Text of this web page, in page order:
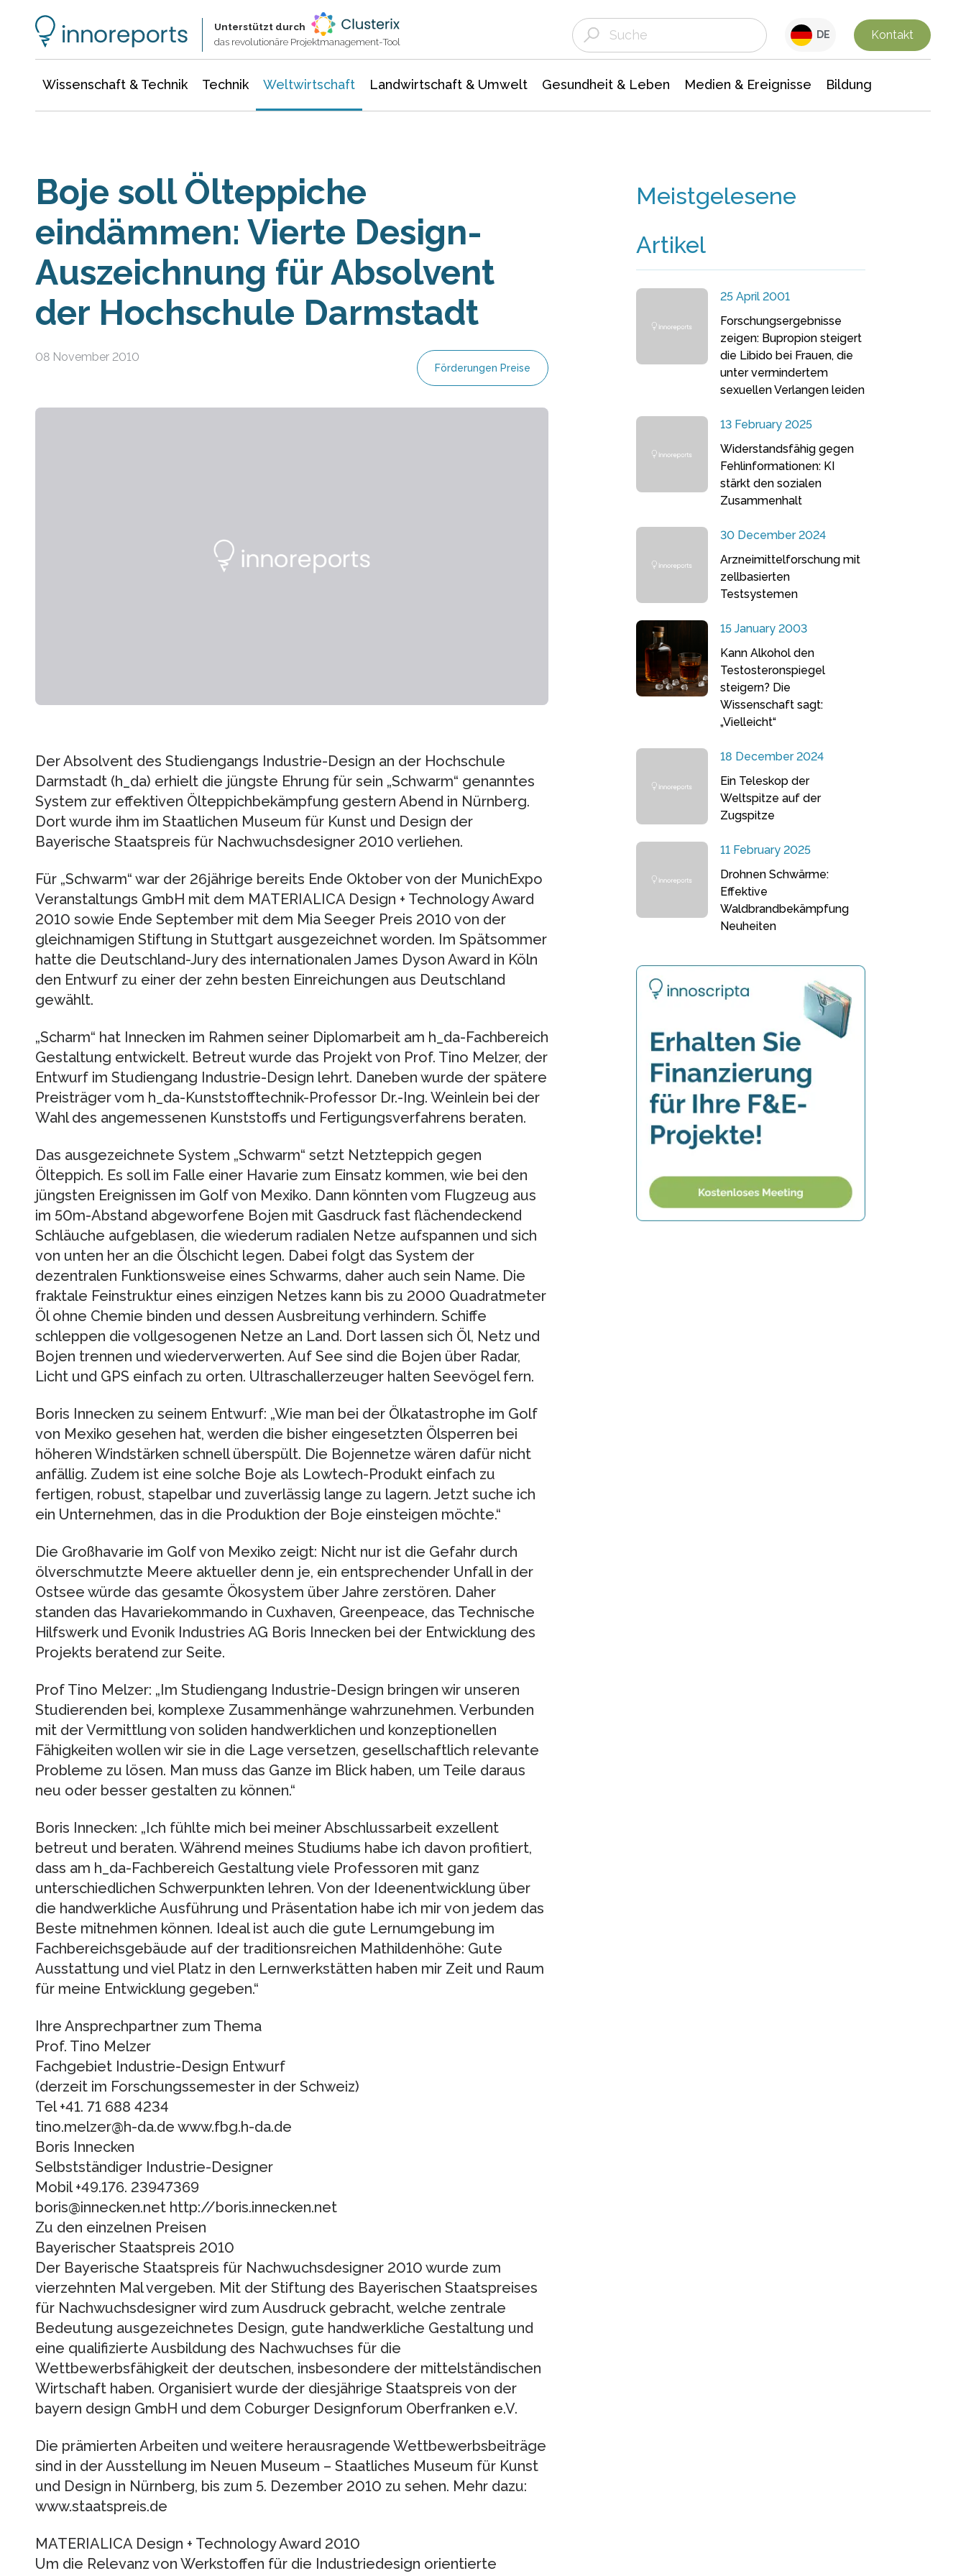
Unterstützt durch
das revolutionäre Projektmanagement-Tool
DE Kontakt
Wissenschaft & Technik Technik Weltwirtschaft Landwirtschaft & Umwelt Gesundheit & Leben Medien & Ereignisse Bildung
Boje soll Ölteppiche
eindämmen: Vierte Design-
Auszeichnung für Absolvent
der Hochschule Darmstadt
08 November 2010
Förderungen Preise
Der Absolvent des Studiengangs Industrie-Design an der Hochschule
Darmstadt (h_da) erhielt die jüngste Ehrung für sein „Schwarm“ genanntes
System zur effektiven Ölteppichbekämpfung gestern Abend in Nürnberg.
Dort wurde ihm im Staatlichen Museum für Kunst und Design der
Bayerische Staatspreis für Nachwuchsdesigner 2010 verliehen.
Für „Schwarm“ war der 26jährige bereits Ende Oktober von der MunichExpo
Veranstaltungs GmbH mit dem MATERIALICA Design + Technology Award
2010 sowie Ende September mit dem Mia Seeger Preis 2010 von der
gleichnamigen Stiftung in Stuttgart ausgezeichnet worden. Im Spätsommer
hatte die Deutschland-Jury des internationalen James Dyson Award in Köln
den Entwurf zu einer der zehn besten Einreichungen aus Deutschland
gewählt.
„Scharm“ hat Innecken im Rahmen seiner Diplomarbeit am h_da-Fachbereich
Gestaltung entwickelt. Betreut wurde das Projekt von Prof. Tino Melzer, der
Entwurf im Studiengang Industrie-Design lehrt. Daneben wurde der spätere
Preisträger vom h_da-Kunststofftechnik-Professor Dr.-Ing. Weinlein bei der
Wahl des angemessenen Kunststoffs und Fertigungsverfahrens beraten.
Das ausgezeichnete System „Schwarm“ setzt Netzteppich gegen
Ölteppich. Es soll im Falle einer Havarie zum Einsatz kommen, wie bei den
jüngsten Ereignissen im Golf von Mexiko. Dann könnten vom Flugzeug aus
im 50m-Abstand abgeworfene Bojen mit Gasdruck fast flächendeckend
Schläuche aufgeblasen, die wiederum radialen Netze aufspannen und sich
von unten her an die Ölschicht legen. Dabei folgt das System der
dezentralen Funktionsweise eines Schwarms, daher auch sein Name. Die
fraktale Feinstruktur eines einzigen Netzes kann bis zu 2000 Quadratmeter
Öl ohne Chemie binden und dessen Ausbreitung verhindern. Schiffe
schleppen die vollgesogenen Netze an Land. Dort lassen sich Öl, Netz und
Bojen trennen und wiederverwerten. Auf See sind die Bojen über Radar,
Licht und GPS einfach zu orten. Ultraschallerzeuger halten Seevögel fern.
Boris Innecken zu seinem Entwurf: „Wie man bei der Ölkatastrophe im Golf
von Mexiko gesehen hat, werden die bisher eingesetzten Ölsperren bei
höheren Windstärken schnell überspült. Die Bojennetze wären dafür nicht
anfällig. Zudem ist eine solche Boje als Lowtech-Produkt einfach zu
fertigen, robust, stapelbar und zuverlässig lange zu lagern. Jetzt suche ich
ein Unternehmen, das in die Produktion der Boje einsteigen möchte.“
Die Großhavarie im Golf von Mexiko zeigt: Nicht nur ist die Gefahr durch
ölverschmutzte Meere aktueller denn je, ein entsprechender Unfall in der
Ostsee würde das gesamte Ökosystem über Jahre zerstören. Daher
standen das Havariekommando in Cuxhaven, Greenpeace, das Technische
Hilfswerk und Evonik Industries AG Boris Innecken bei der Entwicklung des
Projekts beratend zur Seite.
Prof Tino Melzer: „Im Studiengang Industrie-Design bringen wir unseren
Studierenden bei, komplexe Zusammenhänge wahrzunehmen. Verbunden
mit der Vermittlung von soliden handwerklichen und konzeptionellen
Fähigkeiten wollen wir sie in die Lage versetzen, gesellschaftlich relevante
Probleme zu lösen. Man muss das Ganze im Blick haben, um Teile daraus
neu oder besser gestalten zu können.“
Boris Innecken: „Ich fühlte mich bei meiner Abschlussarbeit exzellent
betreut und beraten. Während meines Studiums habe ich davon profitiert,
dass am h_da-Fachbereich Gestaltung viele Professoren mit ganz
unterschiedlichen Schwerpunkten lehren. Von der Ideenentwicklung über
die handwerkliche Ausführung und Präsentation habe ich mir von jedem das
Beste mitnehmen können. Ideal ist auch die gute Lernumgebung im
Fachbereichsgebäude auf der traditionsreichen Mathildenhöhe: Gute
Ausstattung und viel Platz in den Lernwerkstätten haben mir Zeit und Raum
für meine Entwicklung gegeben.“
Ihre Ansprechpartner zum Thema
Prof. Tino Melzer
Fachgebiet Industrie-Design Entwurf
(derzeit im Forschungssemester in der Schweiz)
Tel +41. 71 688 4234
tino.melzer@h-da.de www.fbg.h-da.de
Boris Innecken
Selbstständiger Industrie-Designer
Mobil +49.176. 23947369
boris@innecken.net http://boris.innecken.net
Zu den einzelnen Preisen
Bayerischer Staatspreis 2010
Der Bayerische Staatspreis für Nachwuchsdesigner 2010 wurde zum
vierzehnten Mal vergeben. Mit der Stiftung des Bayerischen Staatspreises
für Nachwuchsdesigner wird zum Ausdruck gebracht, welche zentrale
Bedeutung ausgezeichnetes Design, gute handwerkliche Gestaltung und
eine qualifizierte Ausbildung des Nachwuchses für die
Wettbewerbsfähigkeit der deutschen, insbesondere der mittelständischen
Wirtschaft haben. Organisiert wurde der diesjährige Staatspreis von der
bayern design GmbH und dem Coburger Designforum Oberfranken e.V.
Die prämierten Arbeiten und weitere herausragende Wettbewerbsbeiträge
sind in der Ausstellung im Neuen Museum – Staatliches Museum für Kunst
und Design in Nürnberg, bis zum 5. Dezember 2010 zu sehen. Mehr dazu:
www.staatspreis.de
MATERIALICA Design + Technology Award 2010
Um die Relevanz von Werkstoffen für die Industriedesign orientierte
Meistgelesene
Artikel
25 April 2001
Forschungsergebnisse
zeigen: Bupropion steigert
die Libido bei Frauen, die
unter vermindertem
sexuellen Verlangen leiden
13 February 2025
Widerstandsfähig gegen
Fehlinformationen: KI
stärkt den sozialen
Zusammenhalt
30 December 2024
Arzneimittelforschung mit
zellbasierten
Testsystemen
15 January 2003
Kann Alkohol den
Testosteronspiegel
steigern? Die
Wissenschaft sagt:
„Vielleicht“
18 December 2024
Ein Teleskop der
Weltspitze auf der
Zugspitze
11 February 2025
Drohnen Schwärme:
Effektive
Waldbrandbekämpfung
Neuheiten